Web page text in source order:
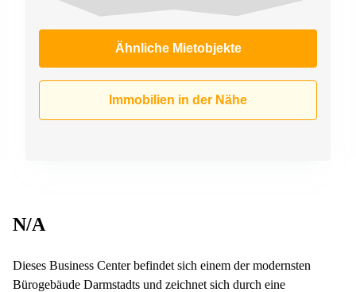
Ähnliche Mietobjekte
Immobilien in der Nähe
N/A
Dieses Business Center befindet sich einem der modernsten
Bürogebäude Darmstadts und zeichnet sich durch eine